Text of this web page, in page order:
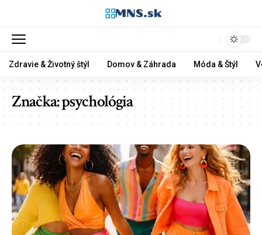
Zdravie & Životný štýl Domov & Záhrada Móda & Štýl
Značka:psychológia